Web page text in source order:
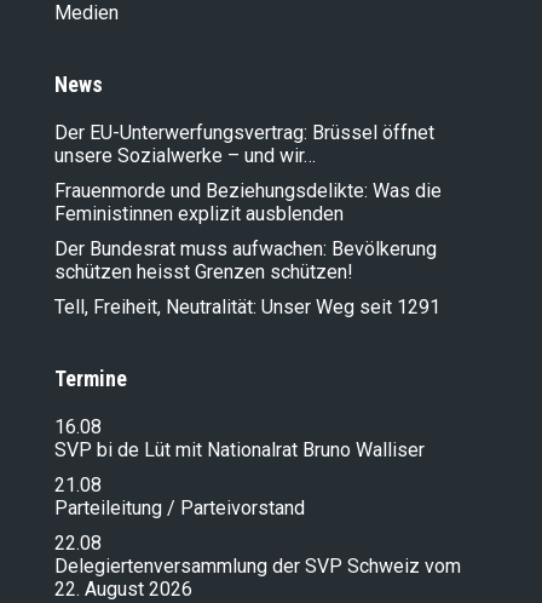
Medien
News
Der EU-Unterwerfungsvertrag: Brüssel öffnet
unsere Sozialwerke – und wir…
Frauenmorde und Beziehungsdelikte: Was die
Feministinnen explizit ausblenden
Der Bundesrat muss aufwachen: Bevölkerung
schützen heisst Grenzen schützen!
Tell, Freiheit, Neutralität: Unser Weg seit 1291
Termine
16.08
SVP bi de Lüt mit Nationalrat Bruno Walliser
21.08
Parteileitung / Parteivorstand
22.08
Delegiertenversammlung der SVP Schweiz vom
22. August 2026